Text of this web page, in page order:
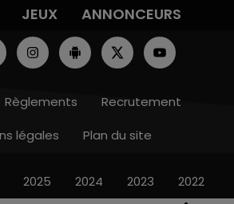
JEUX ANNONCEURS
Règlements
Recrutement
légales
Plan du site
2025 2024 2023 2022